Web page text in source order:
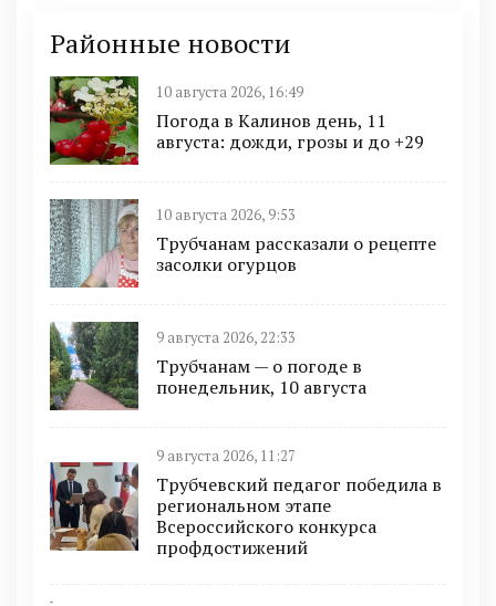
Районные новости
10 августа 2026, 16:49
Погода в Калинов день, 11
августа: дожди, грозы и до +29
10 августа 2026, 9:53
Трубчанам рассказали о рецепте
засолки огурцов
9 августа 2026, 22:33
Трубчанам — о погоде в
понедельник, 10 августа
9 августа 2026, 11:27
Трубчевский педагог победила в
региональном этапе
Всероссийского конкурса
профдостижений